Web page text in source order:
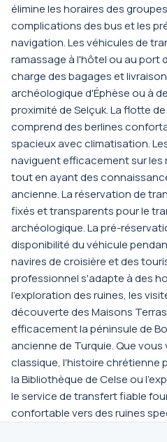
élimine les horaires des
complications des bus et les
navigation. Les véhicules de
ramassage à l'hôtel ou au port
charge des bagages et
archéologique d'Éphèse ou à
proximité de Selçuk. La flotte
comprend des berlines
spacieux avec climatisation.
naviguent efficacement sur
tout en ayant des
ancienne. La réservation de
fixés et transparents pour le
archéologique. La pré-
disponibilité du véhicule
navires de croisière et des
professionnel s'adapte à des
l'exploration des ruines, les
découverte des Maisons
efficacement la péninsule de
ancienne de Turquie. Que
classique, l'histoire chrétienne
la Bibliothèque de Celse ou
le service de transfert fiable
confortable vers des ruines